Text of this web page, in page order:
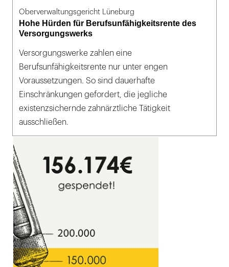
Oberverwaltungsgericht Lüneburg
Hohe Hürden für Berufsunfähigkeitsrente des
Versorgungswerks
Versorgungswerke zahlen eine
Berufsunfähigkeitsrente nur unter engen
Voraussetzungen. So sind dauerhafte
Einschränkungen gefordert, die jegliche
existenzsichernde zahnärztliche Tätigkeit
ausschließen.